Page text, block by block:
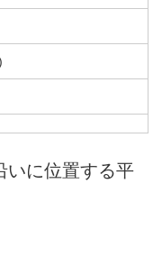
に位置する平